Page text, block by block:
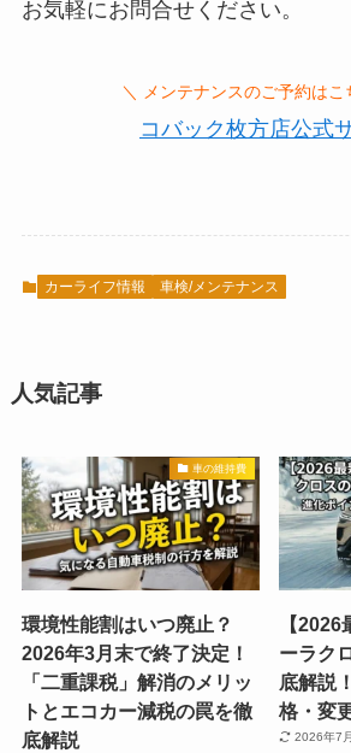
お気軽にお問合せください。
＼ メンテナンスのご予約はこ
コバック枚方店公式
カーライフ情報 車検/メンテナンス
人気記事
車の維持費
環境性能割はいつ廃止？
2026年3月末で終了決定！
「二重課税」解消のメリッ
トとエコカー減税の罠を徹
底解説
【
ーラク
底解説
格・変
2026年7